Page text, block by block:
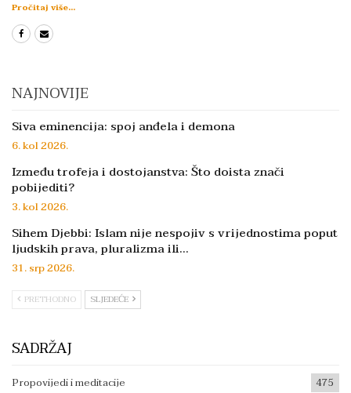
Pročitaj više...
NAJNOVIJE
Siva eminencija: spoj anđela i demona
6. kol 2026.
Između trofeja i dostojanstva: Što doista znači
pobijediti?
3. kol 2026.
Sihem Djebbi: Islam nije nespojiv s vrijednostima poput
ljudskih prava, pluralizma ili…
31. srp 2026.
PRETHODNO SLJEDEĆE
SADRŽAJ
Propovijedi i meditacije
475